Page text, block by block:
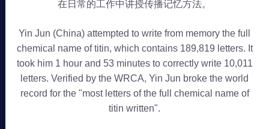
在日常的工作中讲授传播记忆方法。
Yin Jun (China) attempted to write from memory the full
chemical name of titin, which contains 189,819 letters. It
took him 1 hour and 53 minutes to correctly write 10,011
letters. Verified by the WRCA, Yin Jun broke the world
record for the "most letters of the full chemical name of
titin written".